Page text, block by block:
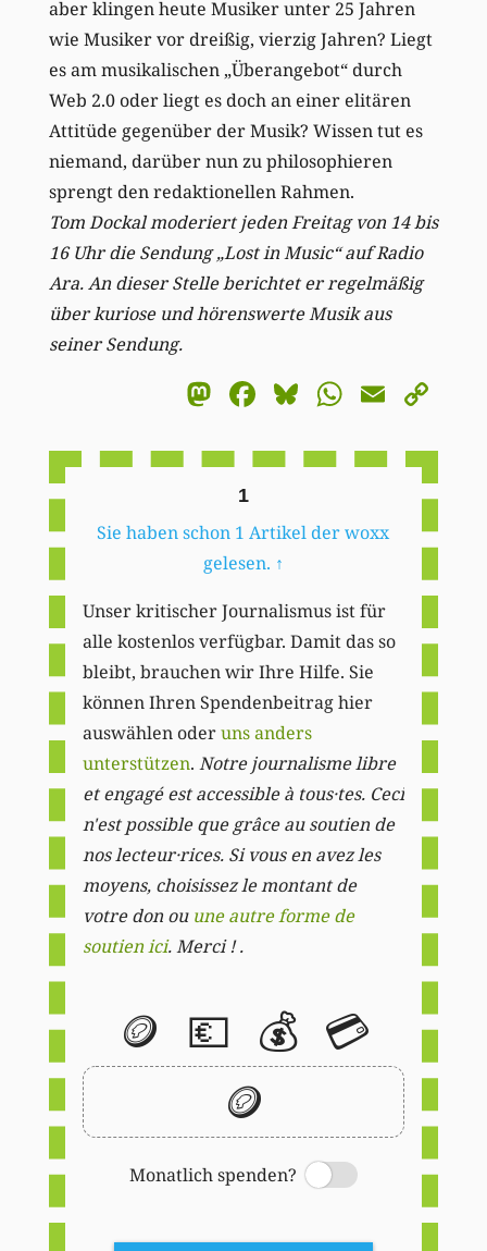
aber klingen heute Musiker unter 25 Jahren
wie Musiker vor dreißig, vierzig Jahren? Liegt
es am musikalischen „Überangebot“ durch
Web 2.0 oder liegt es doch an einer elitären
Attitüde gegenüber der Musik? Wissen tut es
niemand, darüber nun zu philosophieren
sprengt den redaktionellen Rahmen.
Tom Dockal moderiert jeden Freitag von 14 bis
16 Uhr die Sendung „Lost in Music“ auf Radio
Ara. An dieser Stelle berichtet er regelmäßig
über kuriose und hörenswerte Musik aus
seiner Sendung.
Mastodon
Facebook
BlueskyEmail
1
Sie haben schon 1 Artikel der woxx
gelesen. ↑
Unser kritischer Journalismus ist für
alle kostenlos verfügbar. Damit das so
bleibt, brauchen wir Ihre Hilfe. Sie
können Ihren Spendenbeitrag hier
auswählen oderuns anders
unterstützen. Notre journalisme libre
et engagé est accessible à tous·tes. Ceci
n'est possible que grâce au soutien de
nos lecteur·rices. Si vous en avez les
moyens, choisissez le montant de
votre don ou une autre forme de
soutien ici. Merci ! .
🪙 💶 💰 💳
🪙
Monatlich spenden?
Switch